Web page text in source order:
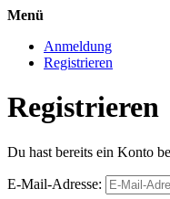
Menü
Anmeldung
Registrieren
Registrieren
Du hast bereits ein Konto
E-Mail-Adresse: